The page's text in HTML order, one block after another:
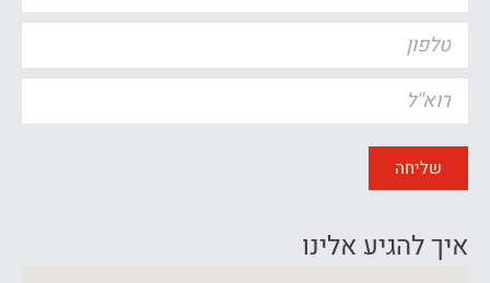
שליחה
איך להגיע אלינו